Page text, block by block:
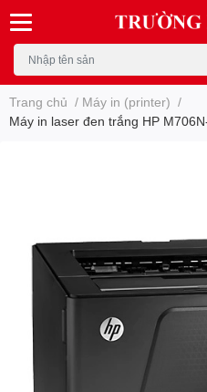
Trang chủ / Máy in (printer) /
Máy in laser đen trắng HP